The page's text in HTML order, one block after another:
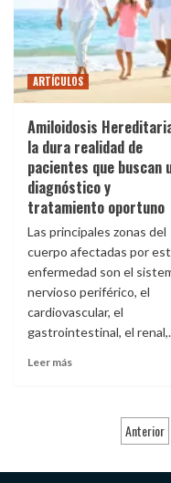
ARTÍCULOS
Amiloidosis
la dura realidad de
pacientes que buscan
diagnóstico y
tratamiento oportuno
Las principales zonas del
cuerpo afectadas por
enfermedad son el
nervioso periférico, el
cardiovascular, el
gastrointestinal, el
Leer más
de
Anterior